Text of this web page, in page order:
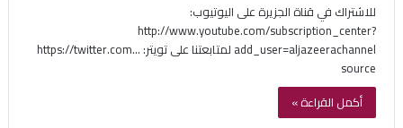
للاشتراك في قناة الجزيرة على اليوتيوب:
http://www.youtube.com/subscription_center?
add_user=aljazeerachannel لمتابعتنا على تويتر: https://twitter.com…
source
أكمل القراءة »